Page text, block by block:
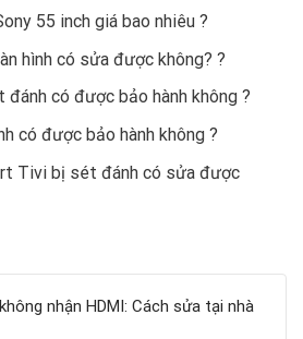
55 inch giá bao nhiêu ?
hình có sửa được không? ?
có được bảo hành không ?
có được bảo hành không ?
Tivi bị sét đánh có sửa được
nhận HDMI: Cách sửa tại nhà